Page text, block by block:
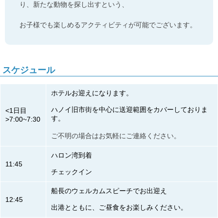
り、新たな動物を探し出すという、
お子様でも楽しめるアクティビティが可能でございます。
スケジュール
<1日目
>7:00~7:30
ホテルお迎えになります。
ハノイ旧市街を中心に送迎範囲をカバーしておりま
す。
ご不明の場合はお気軽にご連絡ください。
11:45
ハロン湾到着
チェックイン
12:45
船長のウェルカムスピーチでお出迎え
出港とともに、ご昼食をお楽しみください。